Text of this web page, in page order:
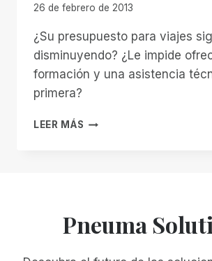
26 de febrero de 2013
¿Su presupuesto para viajes
disminuyendo? ¿Le impide
formación y una asistencia
primera?
LEER MÁS FORMACIÓN
CON
Pneuma